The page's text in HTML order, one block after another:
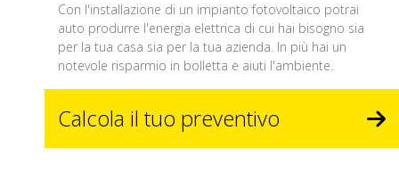
Con l'installazione di un impianto fotovoltaico potrai
auto produrre l'energia elettrica di cui hai bisogno sia
per la tua casa sia per la tua azienda. In più hai un
notevole risparmio in bolletta e aiuti l'ambiente.
Calcola il tuo preventivo